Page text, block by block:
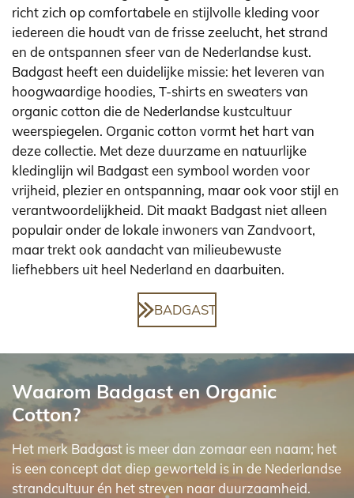
richt zich op comfortabele en stijlvolle kleding voor
iedereen die houdt van de frisse zeelucht, het strand
en de ontspannen sfeer van de Nederlandse kust.
Badgast heeft een duidelijke missie: het leveren van
hoogwaardige hoodies, T-shirts en sweaters van
organic cotton die de Nederlandse kustcultuur
weerspiegelen. Organic cotton vormt het hart van
deze collectie. Met deze duurzame en natuurlijke
kledinglijn wil Badgast een symbool worden voor
vrijheid, plezier en ontspanning, maar ook voor stijl en
verantwoordelijkheid. Dit maakt Badgast niet alleen
populair onder de lokale inwoners van Zandvoort,
maar trekt ook aandacht van milieubewuste
liefhebbers uit heel Nederland en daarbuiten.
BADGAST
Waarom Badgast en Organic
Cotton?
Het merk Badgast is meer dan zomaar een naam; het
is een concept dat diep geworteld is in de Nederlandse
strandcultuur én het streven naar duurzaamheid.